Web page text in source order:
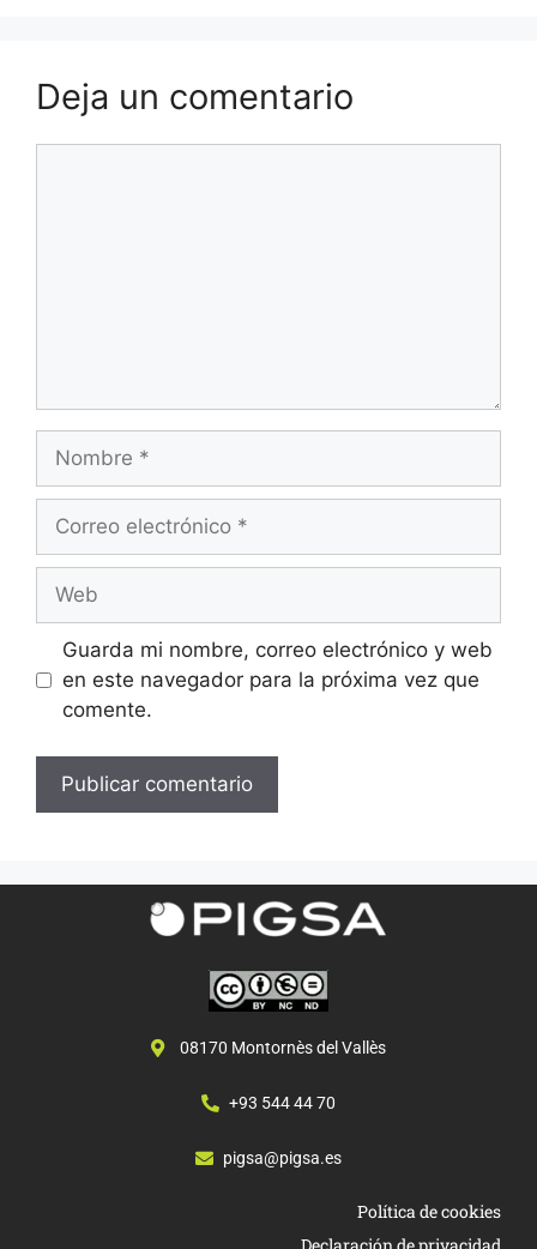
Deja un comentario
Guarda mi nombre, correo electrónico y web
en este navegador para la próxima vez que
comente.
08170 Montornès del Vallès
+93 544 44 70
pigsa@pigsa.es
Política de cookies